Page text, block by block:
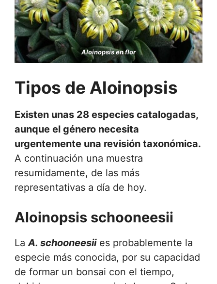
Aloinopsis en flor
Tipos de Aloinopsis
Existen unas 28 especies catalogadas,
aunque el género necesita
urgentemente una revisión taxonómica.
A continuación una muestra
resumidamente, de las más
representativas a día de hoy.
Aloinopsis schooneesii
LaA. schooneesiies probablemente la
especie más conocida, por su capacidad
de formar un bonsai con el tiempo,